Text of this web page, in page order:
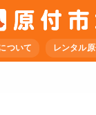
ついて レンタル